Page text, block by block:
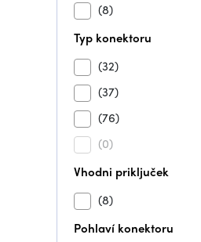
(8)
Typ konektoru
(32)
(37)
(76)
(0)
Vhodni priključek
(8)
Pohlaví konektoru